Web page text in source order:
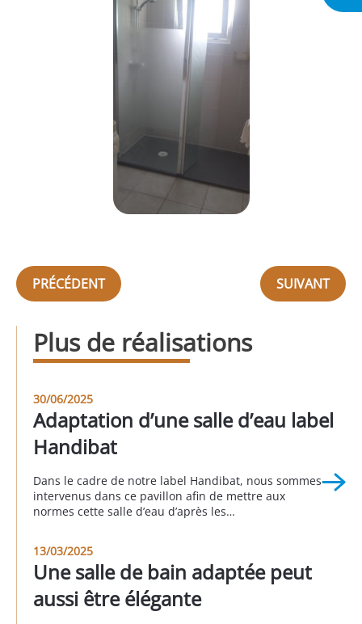
PRÉCÉDENT SUIVANT
Plus de réalisations
30/06/2025
Adaptation d’une salle d’eau label
Handibat
Dans le cadre de notre label Handibat, nous sommes
intervenus dans ce pavillon afin de mettre aux
normes cette salle d’eau d’après les
large et à fond extra-plat. Un meuble vasque
permettant l’accès avec un fauteuil roulant a
également remplacé […]
13/03/2025
Une salle de bain adaptée peut
aussi être élégante